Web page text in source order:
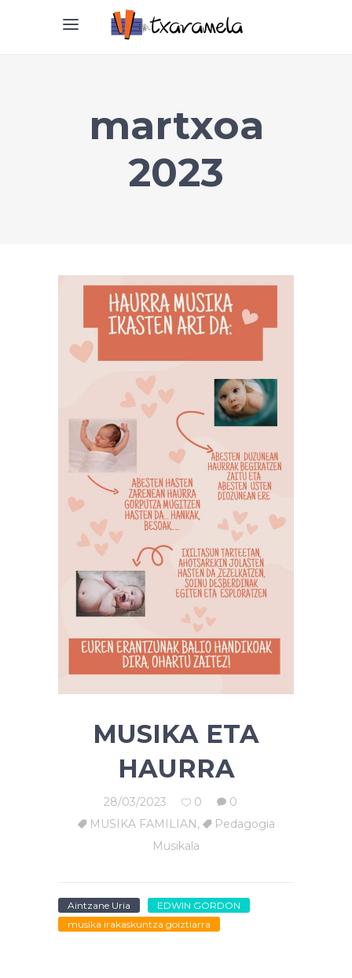
martxoa
2023
MUSIKA ETA
HAURRA
28/03/2023 0
0
MUSIKA FAMILIAN ,
Pedagogia
Musikala
Aintzane Uria
EDWIN GORDON
musika irakaskuntza goiztiarra